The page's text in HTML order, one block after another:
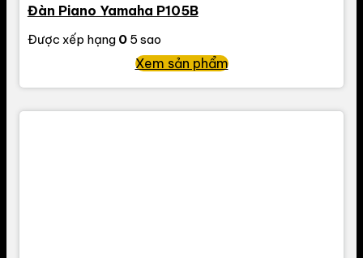
Đàn Piano Yamaha P105B
Được xếp hạng 05 sao
Xem sản phẩm